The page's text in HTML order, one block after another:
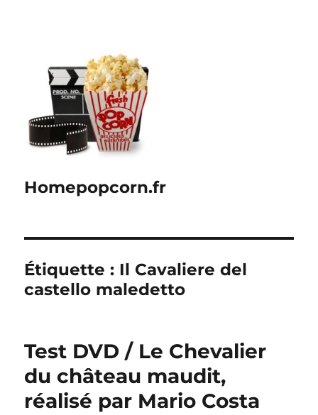
Homepopcorn.fr
Étiquette : Il Cavaliere del
castello maledetto
Test DVD / Le Chevalier
du château maudit,
réalisé par Mario Costa